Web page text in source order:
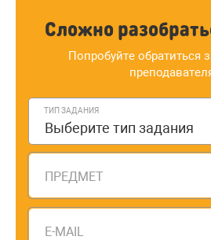
Сложно
Попробуйте обратиться
ТИП ЗАДАНИЯ
Выберите тип задания
ПРЕДМЕТ
E-MAIL